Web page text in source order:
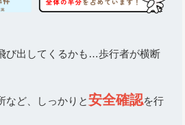
び出してくるかも…歩行者が横断
など、しっかりと安全確認を行